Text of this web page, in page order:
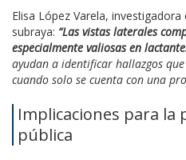
Elisa López Varela,
subraya: “Las vistas laterales
especialmente valiosas en
ayudan a identificar hallazgos
cuando solo se cuenta con una
Implicaciones para la
pública